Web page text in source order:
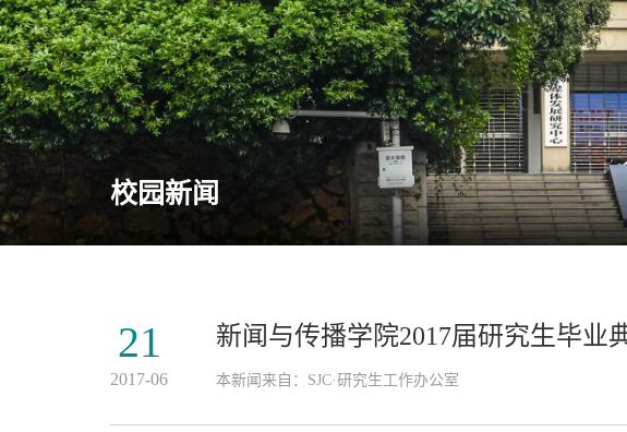
校园新闻
21
2017-06
新闻与传播学院2017届研究生毕业
本新闻来自：SJC·研究生工作办公室